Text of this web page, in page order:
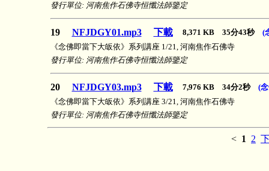
發行單位: 河南焦作石佛寺恒懺法師鑒定
19 NFJDGY01.mp3 下載 8,371 KB 35分43秒 (
《念佛即當下大皈依》系列講座 1/21, 河南焦作石佛寺
發行單位: 河南焦作石佛寺恒懺法師鑒定
20 NFJDGY03.mp3 下載 7,976 KB 34分2秒 (
《念佛即當下大皈依》系列講座 3/21, 河南焦作石佛寺
發行單位: 河南焦作石佛寺恒懺法師鑒定
< 1 2